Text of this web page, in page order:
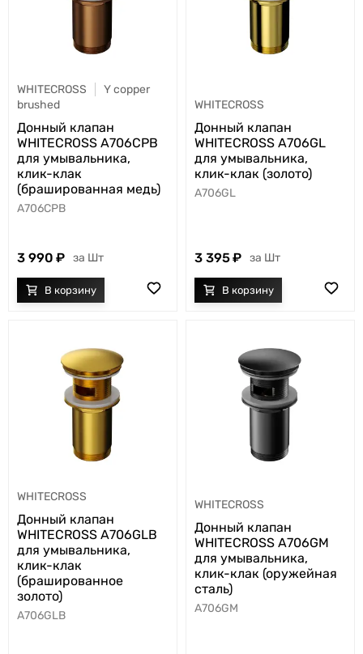
WHITECROSS
Y copper
brushed
Донный клапан
WHITECROSS A706CPB
для умывальника,
клик-клак
(брашированная медь)
A706CPB
3 990 Шт
WHITECROSS
Донный клапан
WHITECROSS A706GL
для умывальника,
клик-клак (золото)
A706GL
3 395 Шт
WHITECROSS
Донный клапан
WHITECROSS A706GLB
для умывальника,
клик-клак
(брашированное
золото)
A706GLB
WHITECROSS
Донный клапан
WHITECROSS A706GM
для умывальника,
клик-клак (оружейная
сталь)
A706GM